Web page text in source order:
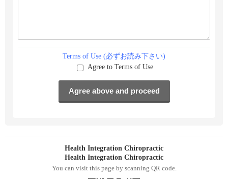
Terms of Use (必ずお読み下さい)
Agree to Terms of Use
Health Integration Chiropractic
Health Integration Chiropractic
You can visit this page by scanning QR code.